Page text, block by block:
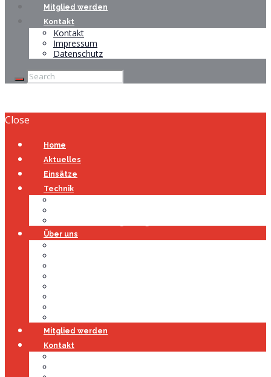
Mitglied werden
Kontakt
Kontakt
Impressum
Datenschutz
Close
Home
Aktuelles
Einsätze
Technik
Über uns
Mitglied werden
Kontakt